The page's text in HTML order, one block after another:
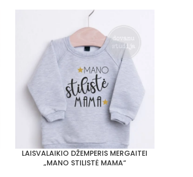
PASIRINKTI SAVYBES
LAISVALAIKIO DŽEMPERIS MERGAITEI
„MANO STILISTĖ MAMA“